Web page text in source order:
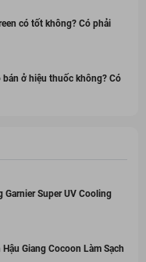
có tốt không? Có phải
ở hiệu thuốc không? Có
Garnier Super UV Cooling
Hậu Giang Cocoon Làm Sạch